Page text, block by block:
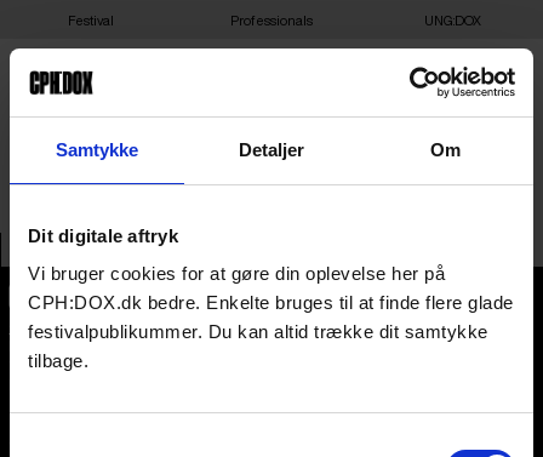
Samtykke Detaljer Om
Dit digitale aftryk
Vi bruger cookies for at gøre din oplevelse her på
CPH:DOX.dk bedre. Enkelte bruges til at finde flere glade
festivalpublikummer. Du kan altid trække dit samtykke
tilbage.
Festival Professionals UNG:DOX
AUSTRIAN FILM INSTITUTE
CPH:DOX
Flæsketorvet 60, 3s
1711Copenhagen V